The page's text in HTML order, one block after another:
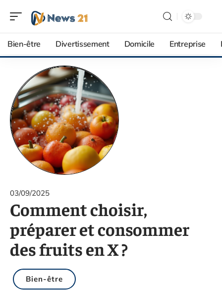
Bien-être Divertissement Domicile Entreprise
03/09/2025
Comment choisir,
préparer et consommer
des fruits en X ?
Bien-être